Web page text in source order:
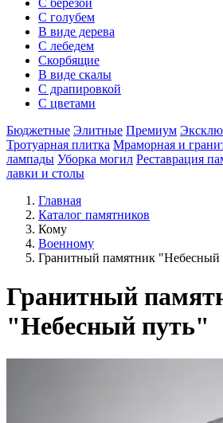
С березой
С голубем
В виде дерева
С лебедем
Скорбящие
В виде скалы
С драпировкой
С цветами
Бюджетные Элитные Премиум
Тротуарная плитка Мраморная и
лампады Уборка могил Реставрация
лавки и столы
Главная
Каталог памятников
Кому
Военному
Гранитный памятник "Небесный
Гранитный
"Небесный путь"